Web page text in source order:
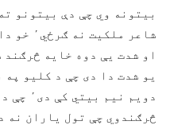
شاعر
او شدت یې دوه خایه څرګند
یو شدت دا دی چې د کلیو
دویم
څرګندوي چې تول یاران نه